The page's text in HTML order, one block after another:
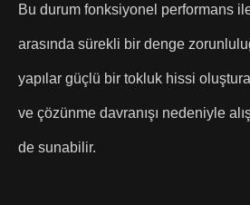
Bu durum fonksiyonel performans
arasında sürekli bir denge
yapılar güçlü bir tokluk hissi
ve çözünme davranışı nedeniyle
de sunabilir.